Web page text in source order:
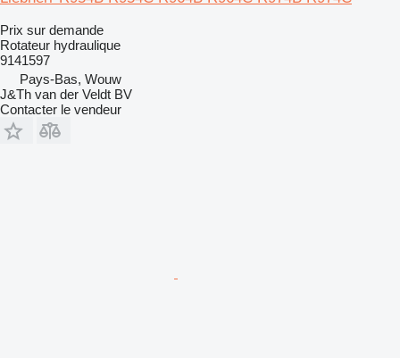
Prix sur demande
Rotateur hydraulique
9141597
Pays-Bas, Wouw
J&Th van der Veldt BV
Contacter le vendeur